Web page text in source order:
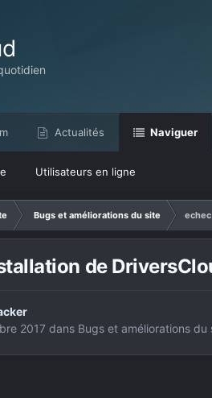
Actualités Naviguer
Utilisateurs en ligne
Bugs et améliorations du site
de
2017 dans Bugs et améliorations du